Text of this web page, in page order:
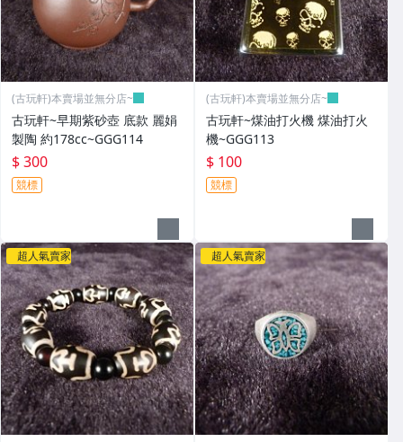
(古玩軒)本賣場並無分店~
古玩軒~早期紫砂壺 底款 麗娟
製陶 約178cc~GGG114
$ 300
競標
(古玩軒)本賣場並無分店~
古玩軒~煤油打火機 煤油打火
機~GGG113
$ 100
競標
超人氣賣家 超人氣賣家